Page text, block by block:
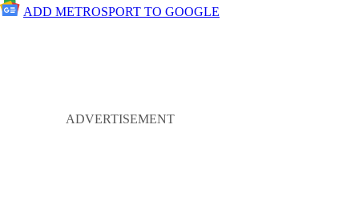
ADD METROSPORT TO GOOGLE